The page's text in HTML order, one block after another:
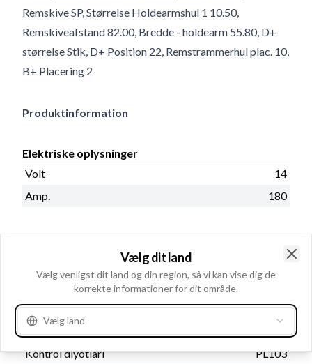
Remskive SP, Størrelse Holdearmshul 1 10.50,
Remskiveafstand 82.00, Bredde - holdearm 55.80, D+
størrelse Stik, D+ Position 22, Remstrammerhul plac. 10,
B+ Placering 2
Produktinformation
Elektriske oplysninger
Volt
14
Amp.
180
Katalog oplysninger
Prod. info
BN
Fysiske oplysninger
Kontrol diyotlari
PL103
Vælg dit land
Vælg venligst dit land og din region, så vi kan vise dig de
korrekte informationer for dit område.
Vælg land